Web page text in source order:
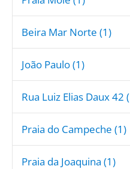
Beira Mar Norte (1)
João Paulo (1)
Rua Luiz Elias Daux 42
Praia do Campeche (1)
Praia da Joaquina (1)